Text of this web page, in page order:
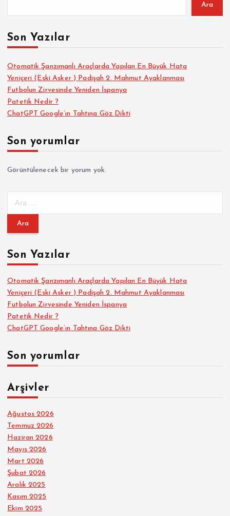
Ara
Son Yazılar
Otomatik Şanzımanlı Araçlarda Yapılan En Büyük Hata
Yeniçeri (Eski Asker ) Padişah 2. Mahmut Ayaklanması
Futbolun Zirvesinde Yeniden İspanya
Patetik Nedir ?
ChatGPT Google’ın Tahtına Göz Dikti
Son yorumlar
Görüntülenecek bir yorum yok.
m
:Son Yazılar
Otomatik Şanzımanlı Araçlarda Yapılan En Büyük Hata
Yeniçeri (Eski Asker ) Padişah 2. Mahmut Ayaklanması
Futbolun Zirvesinde Yeniden İspanya
Patetik Nedir ?
ChatGPT Google’ın Tahtına Göz Dikti
Son yorumlar
Arşivler
Ağustos 2026
Temmuz 2026
Haziran 2026
Mayıs 2026
Mart 2026
Şubat 2026
Aralık 2025
Kasım 2025
Ekim 2025